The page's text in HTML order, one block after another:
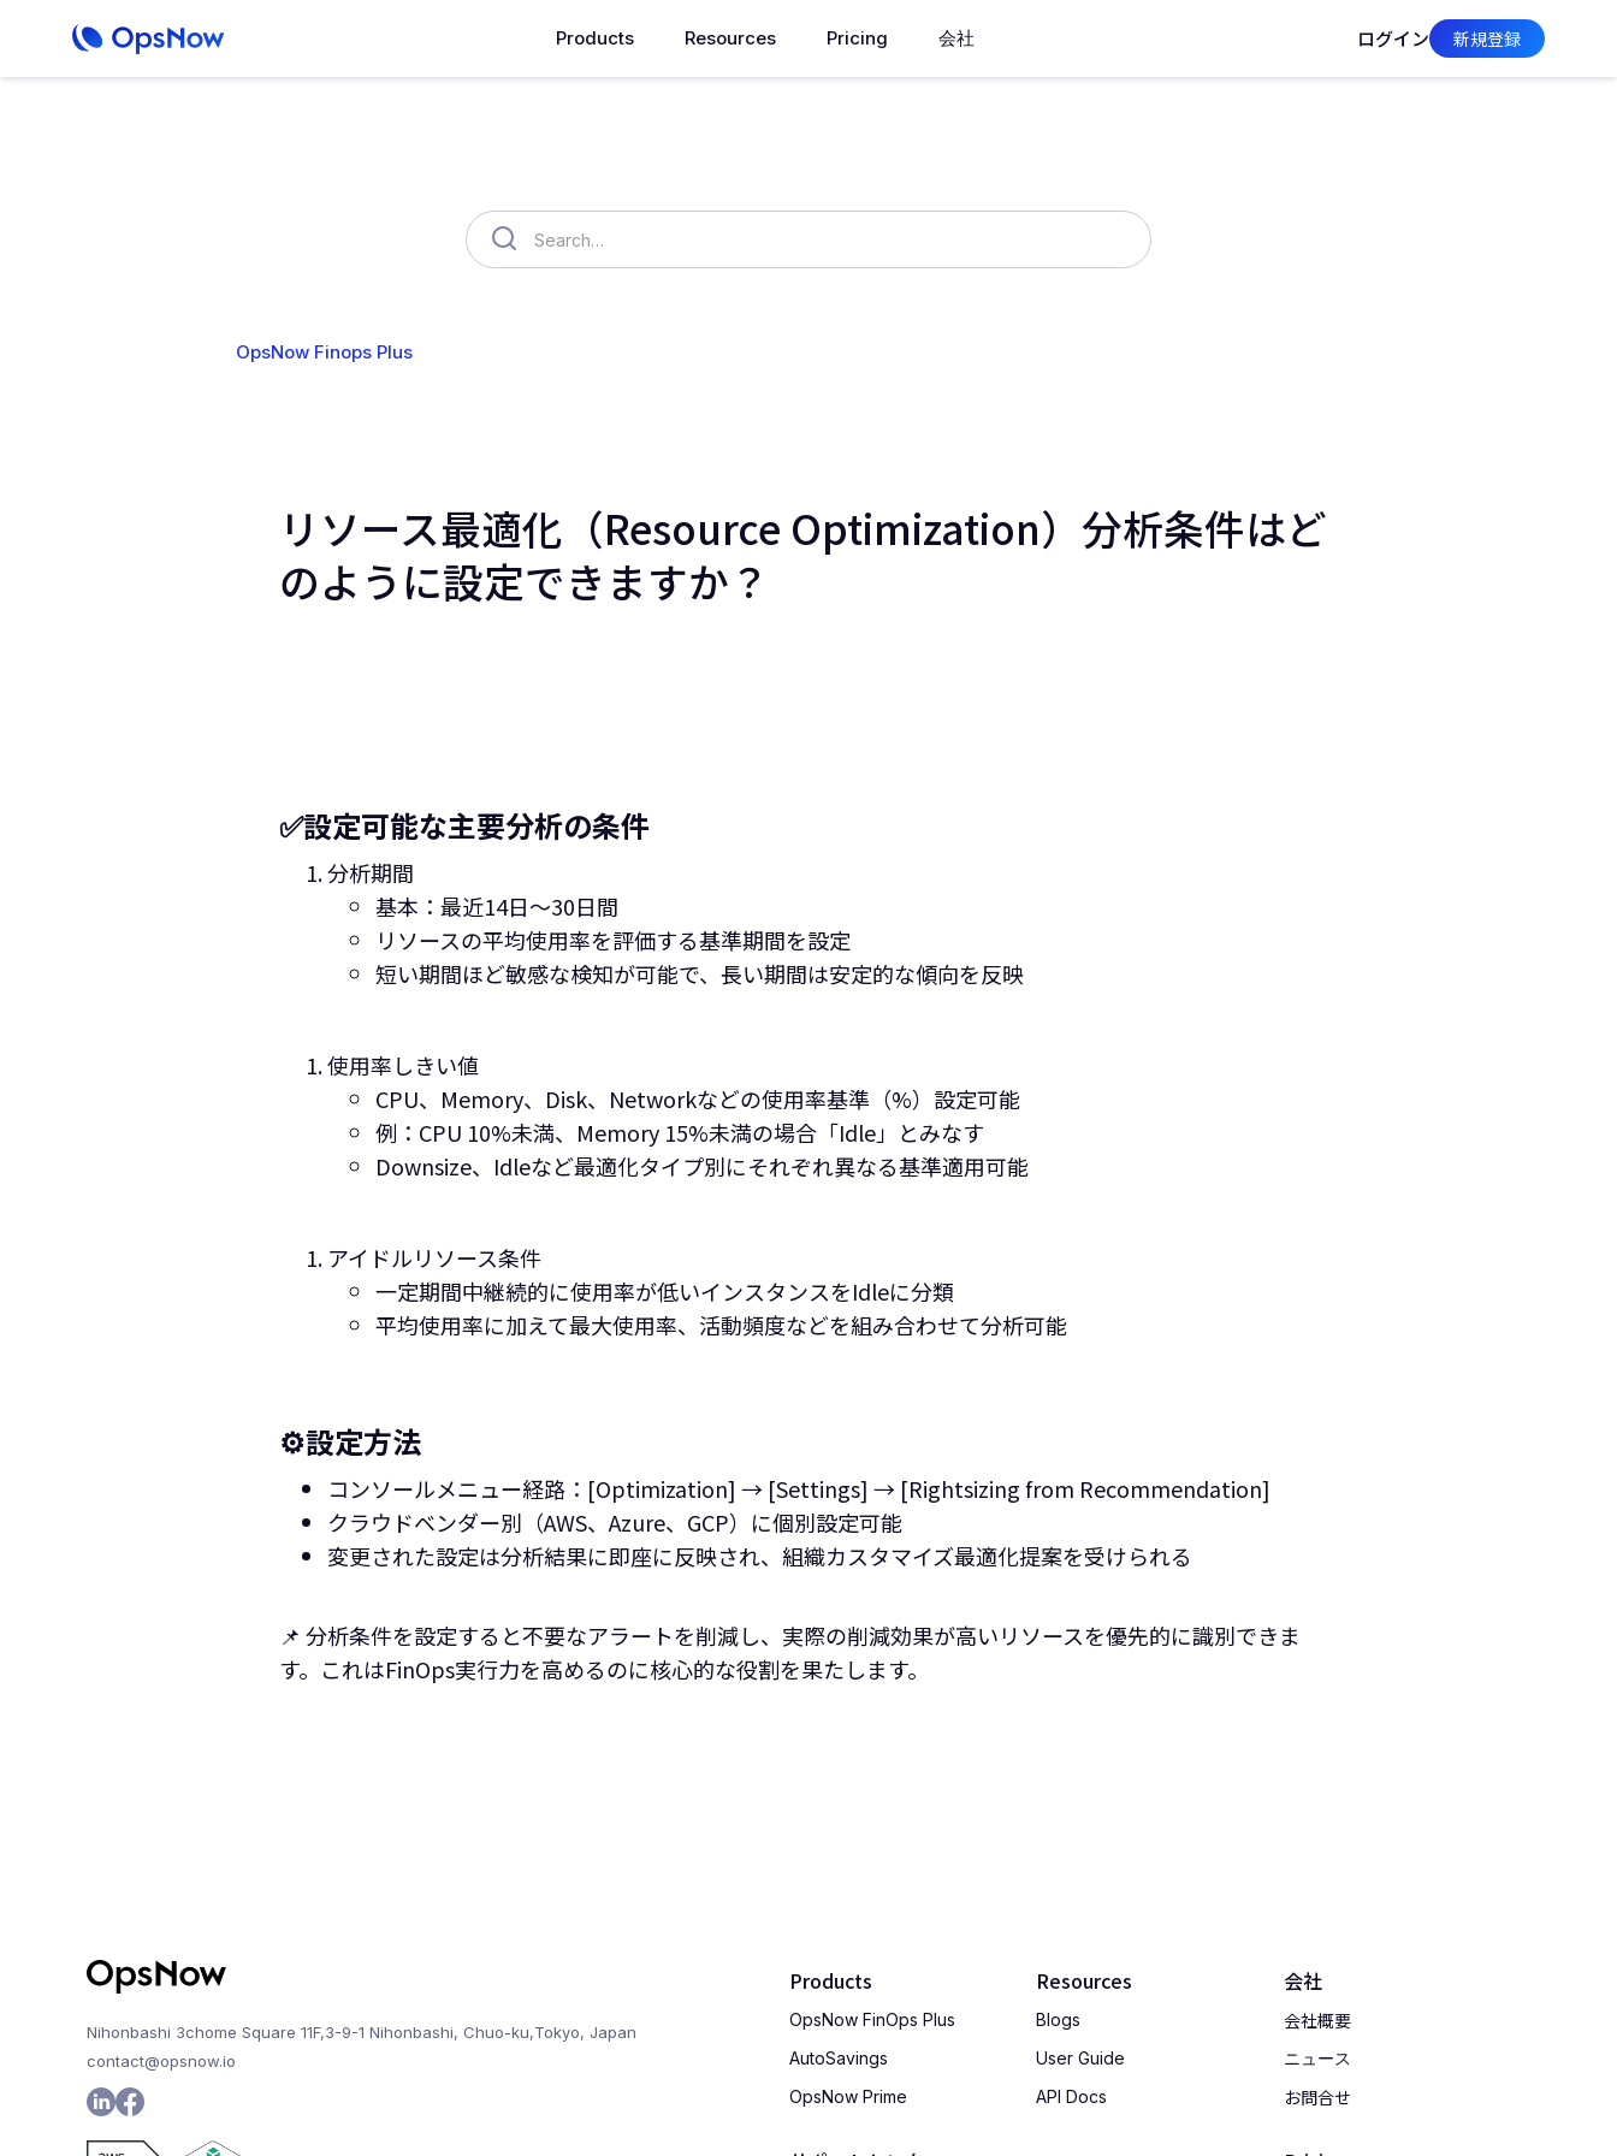
Products Resources Pricing 会社 ログイン 新規登録
OpsNow Finops Plus
リソース最適化（Resource Optimization）分析条件はど
のように設定できますか？
✅設定可能な主要分析の条件
分析期間
基本：最近14日～30日間
リソースの平均使用率を評価する基準期間を設定
短い期間ほど敏感な検知が可能で、長い期間は安定的な傾向を反映‍
使用率しきい値
CPU、Memory、Disk、Networkなどの使用率基準（%）設定可能
例：CPU 10%未満、Memory 15%未満の場合「Idle」とみなす
Downsize、Idleなど最適化タイプ別にそれぞれ異なる基準適用可能‍
アイドルリソース条件
一定期間中継続的に使用率が低いインスタンスをIdleに分類
平均使用率に加えて最大使用率、活動頻度などを組み合わせて分析可能‍
⚙️設定方法
コンソールメニュー経路：[Optimization] → [Settings] → [Rightsizing from Recommendation]
クラウドベンダー別（AWS、Azure、GCP）に個別設定可能
変更された設定は分析結果に即座に反映され、組織カスタマイズ最適化提案を受けられる
📌 分析条件を設定すると不要なアラートを削減し、実際の削減効果が高いリソースを優先的に識別できま
す。これはFinOps実行力を高めるのに核心的な役割を果たします。
Nihonbashi 3chome Square 11F,3-9-1 Nihonbashi, Chuo-ku,Tokyo, Japan
contact@opsnow.io
Products
OpsNow FinOps Plus
AutoSavings
OpsNow Prime
Resources
Blogs
User Guide
API Docs
会社
会社概要
ニュース
お問合せ